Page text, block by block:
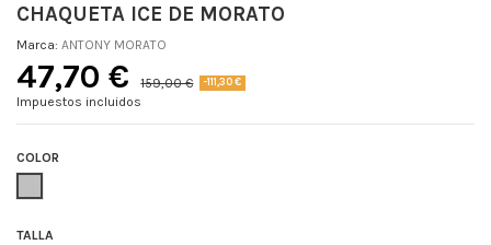
CHAQUETA ICE DE MORATO
Marca: ANTONY MORATO
47,70 € 159,00 € -111,30 €
Impuestos incluidos
COLOR
TALLA